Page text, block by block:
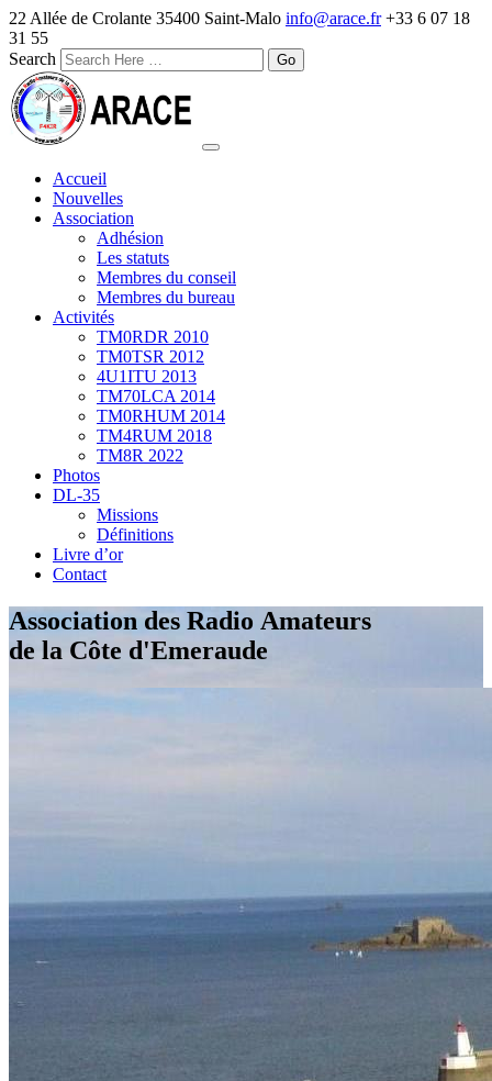
22 Allée de Crolante 35400 Saint-Malo info@arace.fr +33 6 07 18
31 55
Search
Accueil
Nouvelles
Association
Adhésion
Les statuts
Membres du conseil
Membres du bureau
Activités
TM0RDR 2010
TM0TSR 2012
4U1ITU 2013
TM70LCA 2014
TM0RHUM 2014
TM4RUM 2018
TM8R 2022
Photos
DL-35
Missions
Définitions
Livre d’or
Contact
Association des Radio Amateurs
de la Côte d'Emeraude